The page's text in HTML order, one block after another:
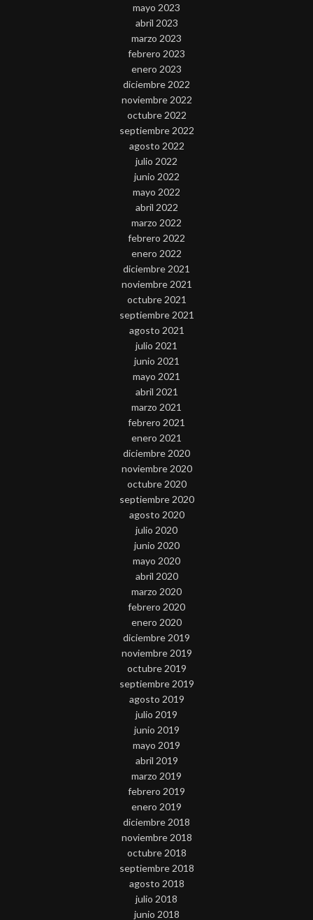
mayo 2023
abril 2023
marzo 2023
febrero 2023
enero 2023
diciembre 2022
noviembre 2022
octubre 2022
septiembre 2022
agosto 2022
julio 2022
junio 2022
mayo 2022
abril 2022
marzo 2022
febrero 2022
enero 2022
diciembre 2021
noviembre 2021
octubre 2021
septiembre 2021
agosto 2021
julio 2021
junio 2021
mayo 2021
abril 2021
marzo 2021
febrero 2021
enero 2021
diciembre 2020
noviembre 2020
octubre 2020
septiembre 2020
agosto 2020
julio 2020
junio 2020
mayo 2020
abril 2020
marzo 2020
febrero 2020
enero 2020
diciembre 2019
noviembre 2019
octubre 2019
septiembre 2019
agosto 2019
julio 2019
junio 2019
mayo 2019
abril 2019
marzo 2019
febrero 2019
enero 2019
diciembre 2018
noviembre 2018
octubre 2018
septiembre 2018
agosto 2018
julio 2018
junio 2018